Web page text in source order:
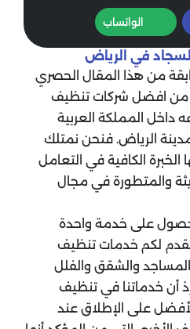
الواتساب
في الرياض
من هذا المقال الحصري
من افضل شركات تنظيف
داخل المملكة العربية
الرياض. فنحن نمتلك
الكافية في التعامل
والمتطورة في مجال
على خدمة واحدة
لكم خدمات تنظيف
والمساجد والشقق والفلل
أن خدماتنا في تنظيف
على الإطلاق عند